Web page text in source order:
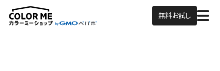
無料お試し